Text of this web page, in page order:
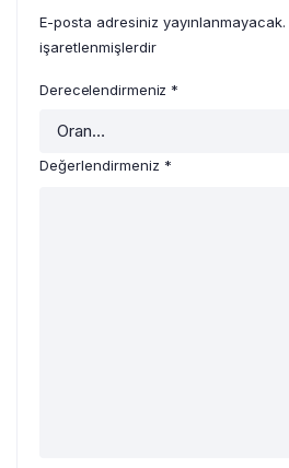
E-posta adresiniz yayınlanmayacak.
işaretlenmişlerdir
Derecelendirmeniz *
Değerlendirmeniz *